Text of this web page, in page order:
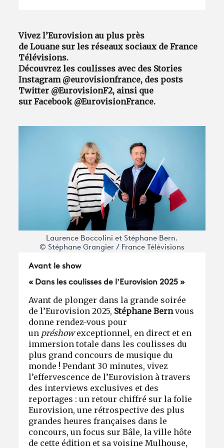
Vivez l’Eurovision au plus près
de Louane sur les réseaux sociaux de France
Télévisions.
Découvrez les coulisses avec des Stories
Instagram @eurovisionfrance, des posts
Twitter @EurovisionF2, ainsi que
sur Facebook @EurovisionFrance.
Laurence Boccolini et Stéphane Bern.
© Stéphane Grangier / France Télévisions
Avant le show
« Dans les coulisses de l’Eurovision 2025 »
Avant de plonger dans la grande soirée
de l’Eurovision 2025, Stéphane Bernvous
donne rendez-vous pour
un préshowexceptionnel, en direct et en
immersion totale dans les coulisses du
plus grand concours de musique du
monde ! Pendant 30 minutes, vivez
l’effervescence de l’Eurovision à travers
des interviews exclusives et des
reportages : un retour chiffré sur la folie
Eurovision, une rétrospective des plus
grandes heures françaises dans le
concours, un focus sur Bâle, la ville hôte
de cette édition et sa voisine Mulhouse,